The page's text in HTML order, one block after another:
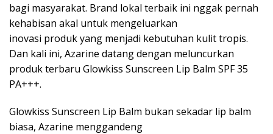
bagi masyarakat. Brand lokal terbaik ini nggak pernah
kehabisan akal untuk mengeluarkan
inovasi produk yang menjadi kebutuhan kulit tropis.
Dan kali ini, Azarine datang dengan meluncurkan
produk terbaru Glowkiss Sunscreen Lip Balm SPF 35
PA+++.
Glowkiss Sunscreen Lip Balm bukan sekadar lip balm
biasa, Azarine menggandeng